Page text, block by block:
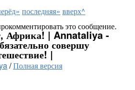
последняя» вверх^
это сообщение.
Африка! | Annataliya -
совершу
|
/Полная версия